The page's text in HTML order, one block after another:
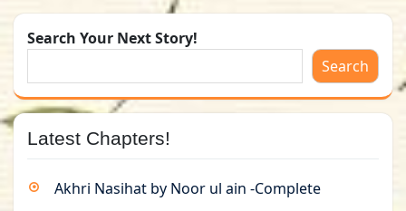
Search Your Next Story!
Search
Latest Chapters!
Akhri Nasihat by Noor ul ain -Complete